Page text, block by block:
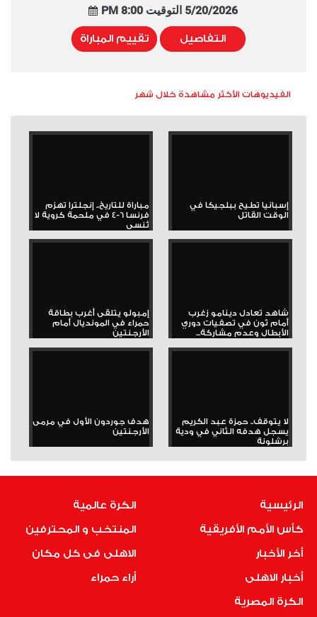
5/20/2026 التوقيت 8:00 PM
التفاصيل تقييم المباراة
الفيديوهات الأكثر مشاهدة خلال شهر
إسبانيا تطيح ببلجيكا في
الوقت القاتل
مباراة للتاريخ.. إنجلترا تهزم
فرنسا 6-4 في ملحمة كروية لا
تُنسى
شاهد تعادل دينامو زغرب
أمام ثون في تصفيات دوري
الأبطال وعدم مشاركة...
إمبولو يتلقى أغرب بطاقة
حمراء في المونديال أمام
الأرجنتين
لا يتوقف.. حمزة عبد الكريم
يسجل هدفه الثاني في ودية
برشلونة
هدف جوردون الأول في مرمى
الأرجنتين
الرئيسية
كأس الأمم الأفريقية
أخر الأخبار
أخبار الاهلى
الكرة المصرية
الكرة عالمية
المنتخب و المحترفين
الاهلى فى كل مكان
أراء حمراء